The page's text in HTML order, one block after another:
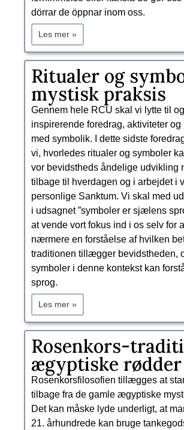
dörrar de öppnar inom oss.
Les mer »
​Ritualer og
mystisk praksis
Gennem hele RCU skal vi lytte til
inspirerende foredrag, aktiviteter og
med symbolik. I dette sidste
vi, hvorledes ritualer og symboler
vor bevidstheds åndelige udvikling
tilbage til hverdagen og i arbejdet i
personlige Sanktum. Vi skal med
i udsagnet ”symboler er sjælens
at vende vort fokus ind i os selv for
nærmere en forståelse af hvilken
traditionen tillægger bevidstheden,
symboler i denne kontekst kan
sprog.
Les mer »
Rosenkors-
ægyptiske rødder
Rosenkorsfilosofien tillægges at
tilbage fra de gamle ægyptiske
Det kan måske lyde underligt, at
21. århundrede kan bruge